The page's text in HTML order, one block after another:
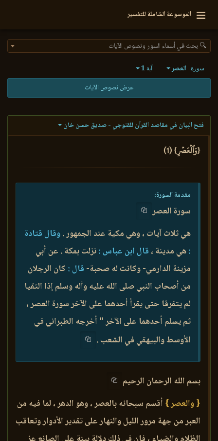
الموسوعة الشاملة للتفسير
🔍 بحث في أسماء السور ونصوص الآيات
سورة العصر آية 1
عرض نصوص الآيات
فتح البيان في مقاصد القرآن للقنوجي - صديق حسن خان
{وَٱلۡعَصۡرِ} (1)
مقدمة السورة:
سورة العصر
هي ثلاث آيات ، وهي مكية عند الجمهور .وقال قتادة
:هي مدينة ، قال ابن عباس :نزلت بمكة . عن أبي
مزينة الدارمي- وكانت له صحبة- قال : كان الرجلان
من أصحاب النبي صلى الله عليه وآله وسلم إذا التقيا
لم يتفرقا حتى يقرأ أحدهما على الآخر سورة العصر ،
ثم يسلم أحدهما على الآخر " أخرجه الطبراني في
الأوسط والبيهقي في الشعب .
بسم الله الرحمان الرحيم
{ والعصر } أقسم سبحانه بالعصر ، وهو الدهر ، لما فيه من
العبر من جهة مرور الليل والنهار على تقدير الأدوار وتعاقب